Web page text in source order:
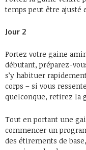
temps peut être ajusté
Jour 2
Portez votre gaine
débutant, préparez-
s’y habituer
corps – si vous
quelconque, retirez la
Tout en portant une
commencer un
des étirements de